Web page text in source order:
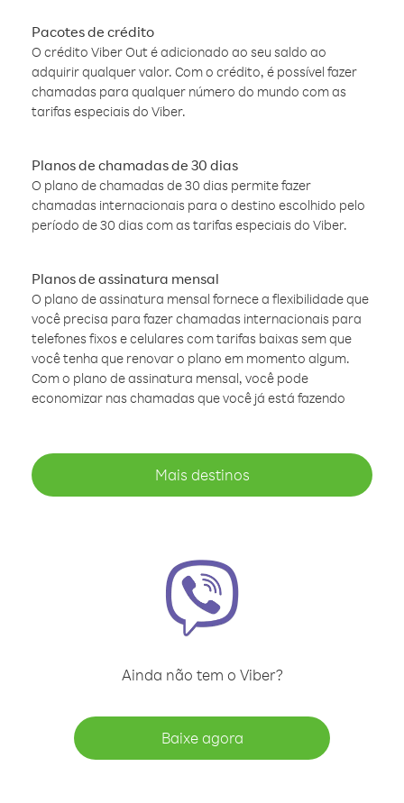
Pacotes de crédito
O crédito Viber Out é adicionado ao seu saldo ao
adquirir qualquer valor. Com o crédito, é possível fazer
chamadas para qualquer número do mundo com as
tarifas especiais do Viber.
Planos de chamadas de 30 dias
O plano de chamadas de 30 dias permite fazer
chamadas internacionais para o destino escolhido pelo
período de 30 dias com as tarifas especiais do Viber.
Planos de assinatura mensal
O plano de assinatura mensal fornece a flexibilidade que
você precisa para fazer chamadas internacionais para
telefones fixos e celulares com tarifas baixas sem que
você tenha que renovar o plano em momento algum.
Com o plano de assinatura mensal, você pode
economizar nas chamadas que você já está fazendo
Mais destinos
Ainda não tem o Viber?
Baixe agora